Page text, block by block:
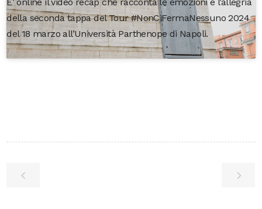
della seconda tappa del Tour #NonCiFermaNessuno 2024
del 18 marzo all’Università Parthenope di Napoli.